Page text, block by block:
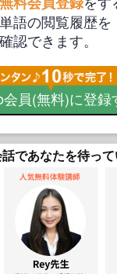
単語の閲覧履歴を
確認できます。
員(無料)に登録
であなたを待って